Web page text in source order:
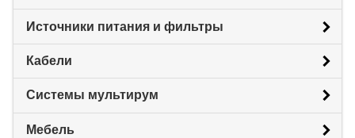
Источники питания и фильтры
Кабели
Системы мультирум
Мебель